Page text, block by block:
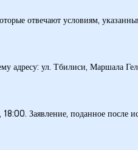
отвечают условиям,
адресу: ул. Тбилиси, Маршала
Заявление, поданное после